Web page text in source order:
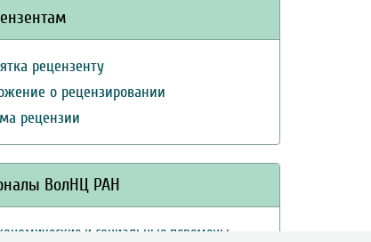
рецензенту
о рецензировании
рецензии
ВолНЦ РАН
и социальные перемены